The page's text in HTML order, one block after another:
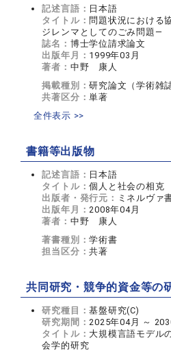
記述言語： 日本語
タイトル： 問題状況における
ジレンマとしてのごみ問題―
誌名： 博士学位請求論文
出版年月： 1999年03月
著者： 中野 康人
掲載種別：研究論文（学術雑誌
共著区分：単著
全件表示 >>
書籍等出版物
記述言語： 日本語
タイトル：個人と社会の相克
出版者・発行元： ミネルヴァ
出版年月：2008年04月
著者： 中野 康人
著書種別：学術書
担当区分：共著
共同研究・競争的資金等の
研究種目：基盤研究(C)
研究期間：2025年04月 ～
タイトル： 大規模言語モデル
会学的研究